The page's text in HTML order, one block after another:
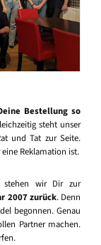
Bestellung so
steht unser
und Tat zur Seite.
Reklamation ist.
stehen wir Dir zur
2007 zurück. Denn
begonnen. Genau
Partner machen.